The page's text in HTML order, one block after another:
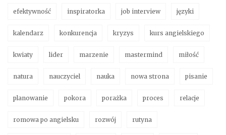
efektywność inspiratorka job interview języki
kalendarz konkurencja kryzys kurs angielskiego
kwiaty lider marzenie mastermind miłość
natura nauczyciel nauka nowa strona pisanie
planowanie pokora porażka proces relacje
romowa po angielsku rozwój rutyna